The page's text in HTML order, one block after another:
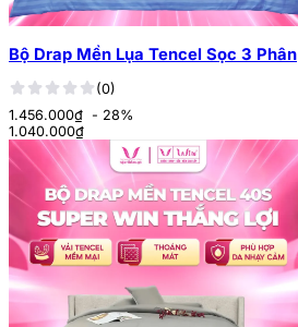
Bộ Drap Mền Lụa Tencel Sọc 3 Phân
(0)
1.456.000₫ - 28%
1.040.000₫